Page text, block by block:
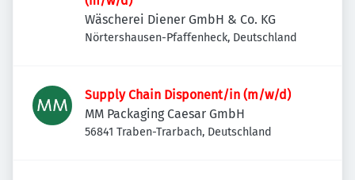
Wäscherei Diener GmbH & Co. KG
Nörtershausen-Pfaffenheck, Deutschland
Supply Chain Disponent/in (m/w/d)
MM Packaging Caesar GmbH
56841 Traben-Trarbach, Deutschland